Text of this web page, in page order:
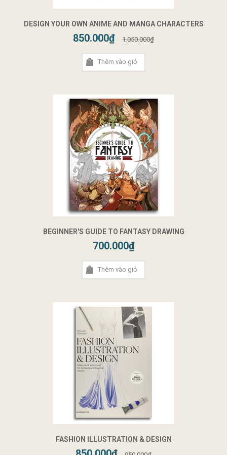
DESIGN YOUR OWN ANIME AND MANGA CHARACTERS
850.000₫ 1.050.000₫
Thêm vào giỏ
BEGINNER'S GUIDE TO FANTASY DRAWING
700.000₫
Thêm vào giỏ
FASHION ILLUSTRATION & DESIGN